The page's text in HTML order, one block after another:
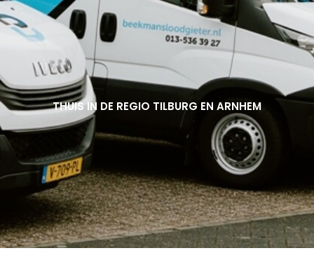
THUIS IN DE REGIO TILBURG EN ARNHEM
THUIS IN DE REGIO TILBURG EN ARNHEM
THUIS IN DE REGIO TILBURG EN ARNHEM